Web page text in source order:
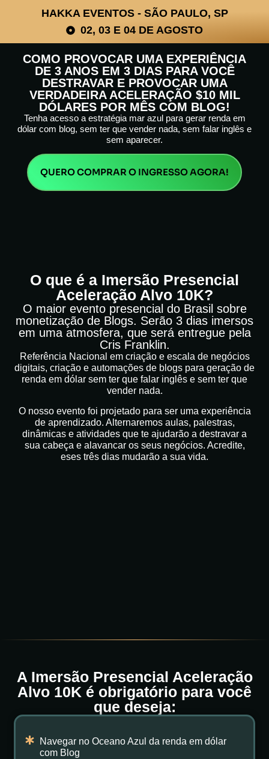
HAKKA EVENTOS - SÃO PAULO, SP
02, 03 E 04 DE AGOSTO
COMO PROVOCAR UMA EXPERIÊNCIA
DE 3 ANOS EM 3 DIAS PARA VOCÊ
DESTRAVAR E PROVOCAR UMA
VERDADEIRA ACELERAÇÃO $10 MIL
DÓLARES POR MÊS COM BLOG!
Tenha acesso a estratégia mar azul para gerar renda em
dólar com blog, sem ter que vender nada, sem falar inglês e
sem aparecer.
QUERO COMPRAR O INGRESSO AGORA!
O que é a Imersão Presencial
Aceleração Alvo 10K?
O maior evento presencial do Brasil sobre
monetização de Blogs. Serão 3 dias imersos
em uma atmosfera, que será entregue pela
Cris Franklin.
Referência Nacional em criação e escala de negócios
digitais, criação e automações de blogs para geração de
renda em dólar sem ter que falar inglês e sem ter que
vender nada.
O nosso evento foi projetado para ser uma experiência
de aprendizado. Alternaremos aulas, palestras,
dinâmicas e atividades que te ajudarão a destravar a
sua cabeça e alavancar os seus negócios. Acredite,
eses três dias mudarão a sua vida.
A Imersão Presencial Aceleração
Alvo 10K é obrigatório para você
que deseja:
Navegar no Oceano Azul da renda em dólar
com Blog